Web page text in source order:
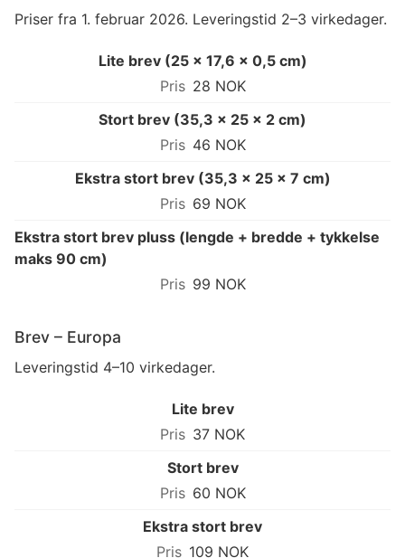
Priser fra 1. februar 2026. Leveringstid 2–3 virkedager.
Lite brev (25 × 17,6 × 0,5 cm)
28 NOK
Stort brev (35,3 × 25 × 2 cm)
46 NOK
Ekstra stort brev (35,3 × 25 × 7 cm)
69 NOK
Ekstra stort brev pluss (lengde + bredde + tykkelse
maks 90 cm)
99 NOK
Brev – Europa
Leveringstid 4–10 virkedager.
Lite brev
37 NOK
Stort brev
60 NOK
Ekstra stort brev
109 NOK